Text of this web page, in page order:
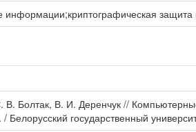
Болтак, В. И. Деренчук //
Белорусский государственный